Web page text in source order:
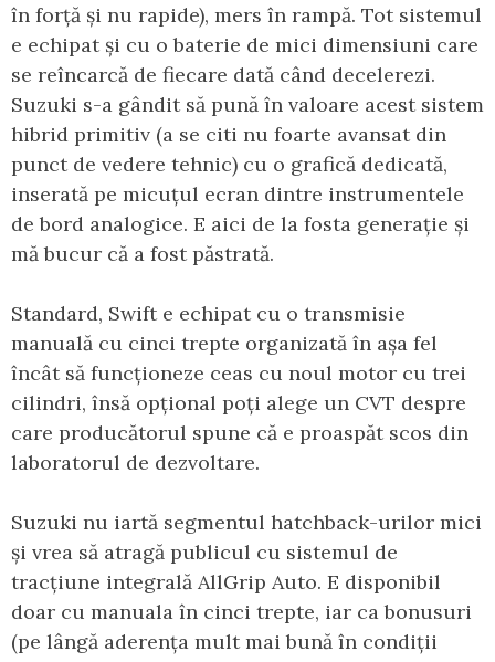
în forță și nu rapide), mers în rampă. Tot sistemul
e echipat și cu o baterie de mici dimensiuni care
se reîncarcă de fiecare dată când decelerezi.
Suzuki s-a gândit să pună în valoare acest sistem
hibrid primitiv (a se citi nu foarte avansat din
punct de vedere tehnic) cu o grafică dedicată,
inserată pe micuțul ecran dintre instrumentele
de bord analogice. E aici de la fosta generație și
mă bucur că a fost păstrată.
Standard, Swift e echipat cu o transmisie
manuală cu cinci trepte organizată în așa fel
încât să funcționeze ceas cu noul motor cu trei
cilindri, însă opțional poți alege un CVT despre
care producătorul spune că e proaspăt scos din
laboratorul de dezvoltare.
Suzuki nu iartă segmentul hatchback-urilor mici
și vrea să atragă publicul cu sistemul de
tracțiune integrală AllGrip Auto. E disponibil
doar cu manuala în cinci trepte, iar ca bonusuri
(pe lângă aderența mult mai bună în condiții